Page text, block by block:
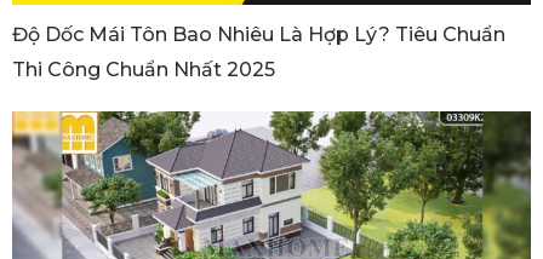
Độ Dốc Mái Tôn Bao Nhiêu Là Hợp Lý? Tiêu Chuẩn
Thi Công Chuẩn Nhất 2025